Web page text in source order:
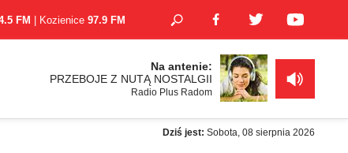
FM | Kozienice 97.9 FM
Na antenie:
PRZEBOJE Z NUTĄ NOSTALGII
Radio Plus Radom
Dziś jest: Sobota, 08 sierpnia 2026